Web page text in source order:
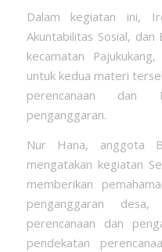
Dalam kegiatan ini,
Akuntabilitas Sosial, dan
kecamatan
untuk kedua materi
perencanaan dan
penganggaran.
Nur Hana, anggota
mengatakan kegiatan
memberikan
penganggaran
perencanaan dan
pendekatan